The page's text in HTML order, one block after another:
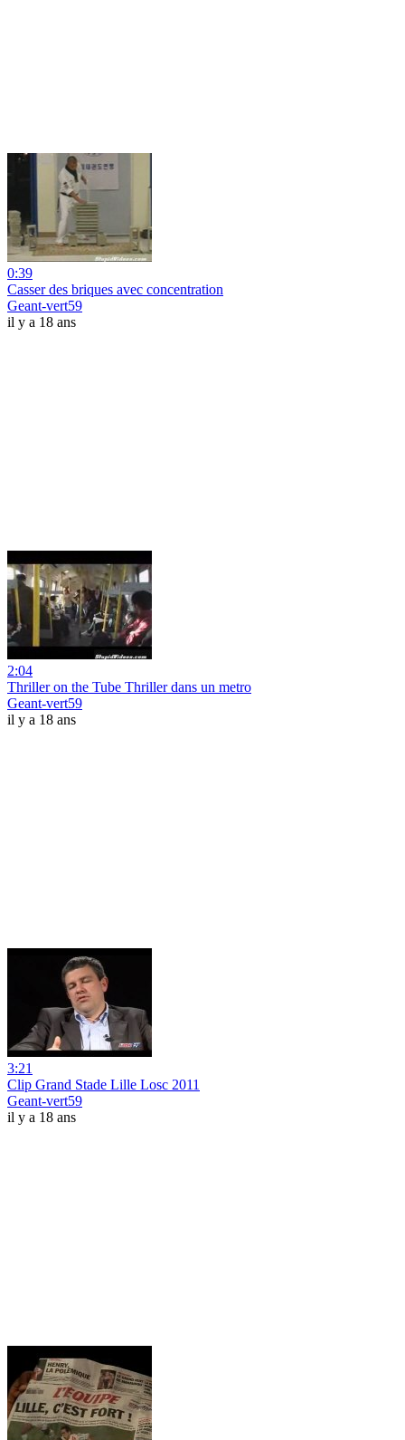
0:39
Casser des briques avec concentration
Geant-vert59
il y a 18 ans
2:04
Thriller on the Tube Thriller dans un metro
Geant-vert59
il y a 18 ans
3:21
Clip Grand Stade Lille Losc 2011
Geant-vert59
il y a 18 ans